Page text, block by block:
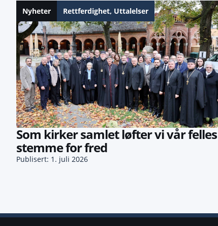
Nyheter Rettferdighet, Uttalelser
Som kirker samlet løfter vi vår felles
stemme for fred
Publisert: 1. juli 2026